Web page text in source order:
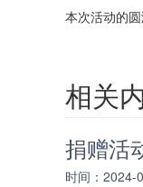
本次活动的
相关
捐赠活
时间：2024-